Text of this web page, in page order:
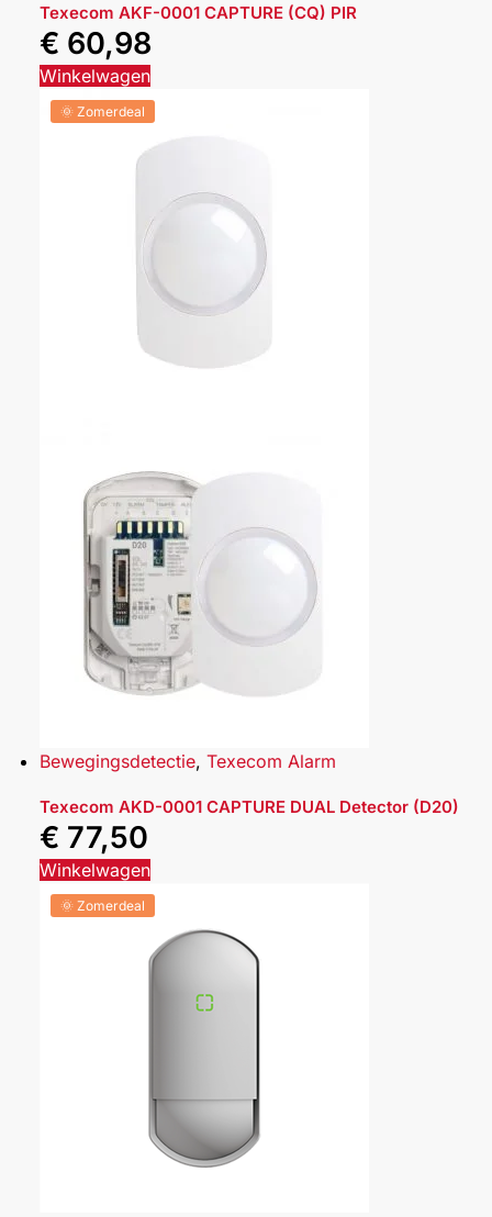
Texecom AKF-0001 CAPTURE (CQ) PIR
€ 60,98
Winkelwagen
🌞 Zomerdeal
Bewegingsdetectie, Texecom Alarm
Texecom AKD-0001 CAPTURE DUAL Detector (D20)
€ 77,50
Winkelwagen
🌞 Zomerdeal